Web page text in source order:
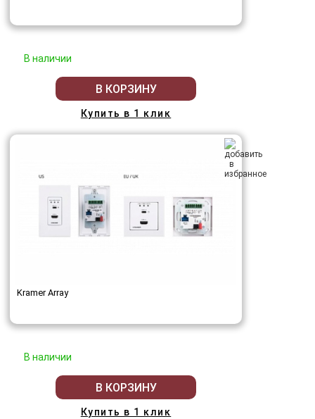
В наличии
В КОРЗИНУ
Купить в 1 клик
Kramer Array
В наличии
В КОРЗИНУ
Купить в 1 клик